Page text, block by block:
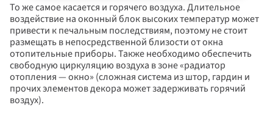
Дарим скидки до 55%
+5%! на новые окна
Спасибо за заявку!
Наш менеджер свяжется с вами
в ближайшее время
Вернуться на сайт
Повторить
То же самое касается и горячего воздуха. Длительное
воздействие на оконный блок высоких температур может
привести к печальным последствиям, поэтому не стоит
размещать в непосредственной близости от окна
отопительные приборы. Также необходимо обеспечить
свободную циркуляцию воздуха в зоне «радиатор
отопления — окно» (сложная система из штор, гардин и
прочих элементов декора может задерживать горячий
воздух).